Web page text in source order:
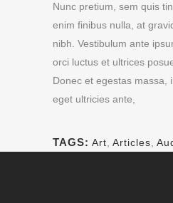
Nunc pretium, sem quis
enim finibus nulla, at
nibh. Vestibulum ante
orci luctus et ultrices
Donec et egestas massa,
eget ultricies ante,
TAGS: Art Articles